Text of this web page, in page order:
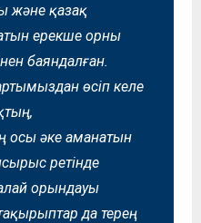
және қазақ
ерекше орны
баяндалған.
өсіп келе
осы әке аманатын
ретінде
орындауы
да терең